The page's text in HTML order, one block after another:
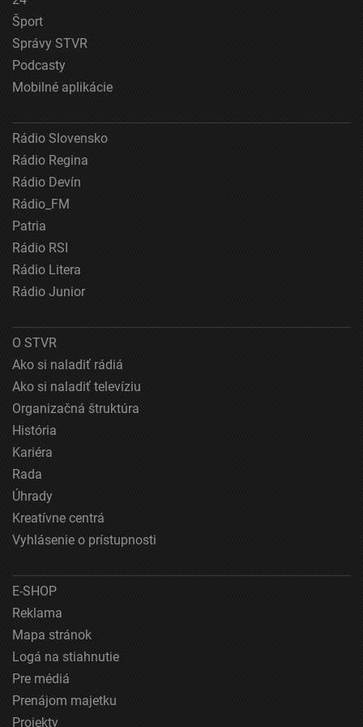
Meranie výkonnosti reklamy
Meranie výkonnosti obsahu
Pochopiť cieľové skupiny na základe štatistík
Vývoj a zlepšovanie služieb
Použitie obmedzených údajov na výber obsahu
Špeciálne funkcie IAB:
Používanie presných údajov o geografickej
Identifikácia zariadení na základe aktívne
vyžiadaných informácií
Nevyhnutné
Výkonostné
Funkčné
Reklama
Šport
Správy STVR
Podcasty
Mobilné aplikácie
Rádio Slovensko
Rádio Regina
Rádio Devín
Rádio_FM
Patria
Rádio RSI
Rádio Litera
Rádio Junior
O STVR
Ako si naladiť rádiá
Ako si naladiť televíziu
Organizačná štruktúra
História
Kariéra
Rada
Úhrady
Kreatívne centrá
Vyhlásenie o prístupnosti
E-SHOP
Reklama
Mapa stránok
Logá na stiahnutie
Pre médiá
Prenájom majetku
Projekty